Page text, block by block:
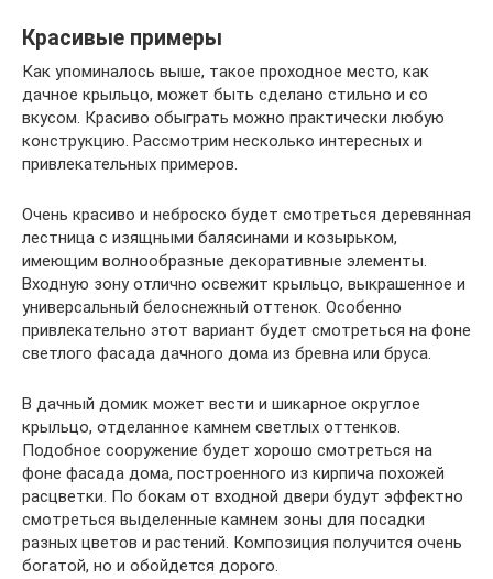
Красивые примеры
Как упоминалось выше, такое проходное место, как
дачное крыльцо, может быть сделано стильно и со
вкусом. Красиво обыграть можно практически любую
конструкцию. Рассмотрим несколько интересных и
привлекательных примеров.
Очень красиво и неброско будет смотреться деревянная
лестница с изящными балясинами и козырьком,
имеющим волнообразные декоративные элементы.
Входную зону отлично освежит крыльцо, выкрашенное и
универсальный белоснежный оттенок. Особенно
привлекательно этот вариант будет смотреться на фоне
светлого фасада дачного дома из бревна или бруса.
В дачный домик может вести и шикарное округлое
крыльцо, отделанное камнем светлых оттенков.
Подобное сооружение будет хорошо смотреться на
фоне фасада дома, построенного из кирпича похожей
расцветки. По бокам от входной двери будут эффектно
смотреться выделенные камнем зоны для посадки
разных цветов и растений. Композиция получится очень
богатой, но и обойдется дорого.